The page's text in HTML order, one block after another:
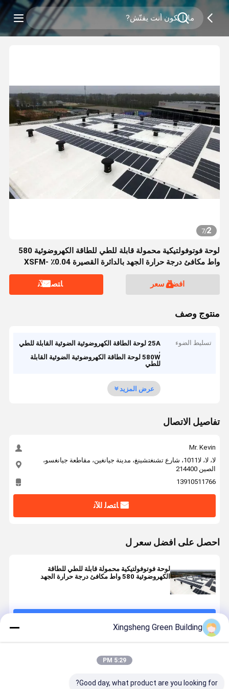
2
/
7
لوحة فوتوفولتيكية محمولة قابلة للطي للطاقة الكهروضوئية 580
واط مكافئ درجة حرارة الجهد بالدائرة القصيرة 0.04٪ XSFM-
افضل سعر
ﺎﺘﺼﻟ ﺍﻶﻧ
منتوج وصف
تسليط الضوء
25A لوحة الطاقة الكهروضوئية الضوئية القابلة للطي
,
580W لوحة الطاقة الكهروضوئية الضوئية القابلة
للطي
عرض المزيد
تفاصيل الاتصال
Mr. Kevin
لا، لا، لا1011، شارع تشنغتشينغ، مدينة جيانغين، مقاطعة جيانغسو،
الصين 214400
13910511766
ﺎﺘﺼﻟ ﺍﻶﻧ
احصل على افضل سعر ل
لوحة فوتوفولتيكية محمولة قابلة للطي للطاقة
الكهروضوئية 580 واط مكافئ درجة حرارة الجهد
Xingsheng Green Building
5:29 PM
Good day, what product are you looking for?